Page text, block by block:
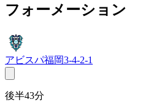
フォーメーション
アビスパ福岡3-4-2-1
後半43分